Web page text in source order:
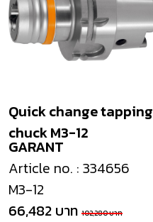
GARANT
Quick change tapping
chuck M3-12
Article no. : 334656
M3-12
66,482 บาท 102,280 บาท